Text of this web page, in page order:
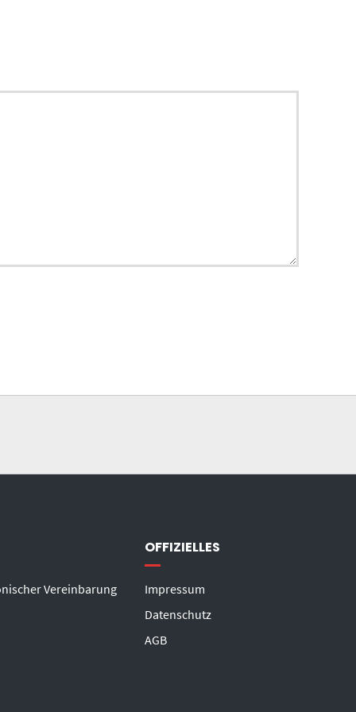
Vereinbarung
OFFIZIELLES
Impressum
Datenschutz
AGB